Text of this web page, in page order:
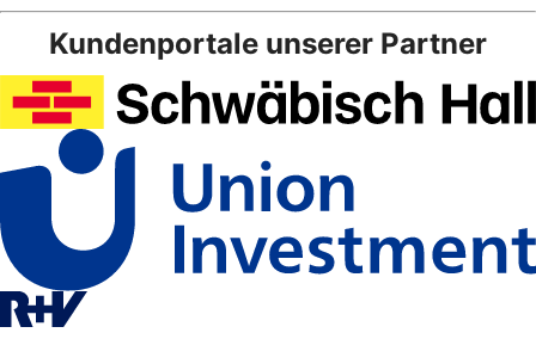
Kundenportale unserer Partner